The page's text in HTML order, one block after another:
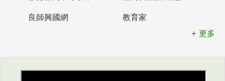
良師興國網
教育家
更多